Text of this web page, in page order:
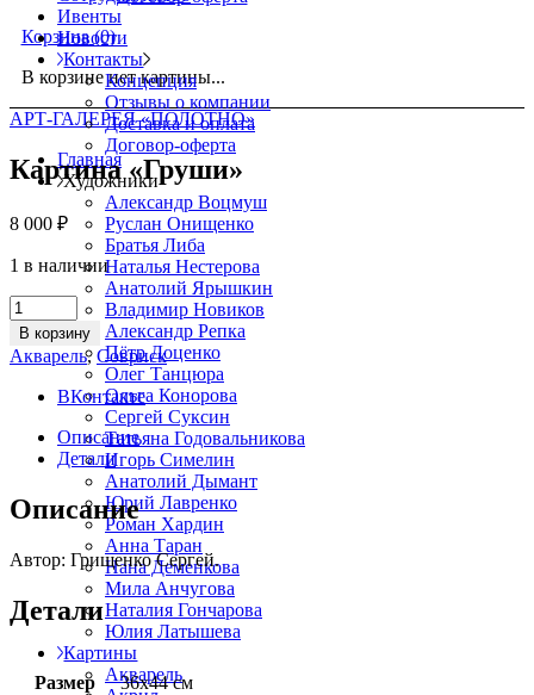
Корзина (0)
В корзине нет картины...
АРТ-ГАЛЕРЕЯ «ПОЛОТНО»
Главная
Художники
Александр Воцмуш
Руслан Онищенко
Братья Либа
Наталья Нестерова
Анатолий Ярышкин
Владимир Новиков
Александр Репка
Пётр Доценко
Олег Танцюра
Ольга Конорова
Сергей Суксин
Татьяна Годовальникова
Игорь Симелин
Анатолий Дымант
Юрий Лавренко
Роман Хардин
Анна Таран
Нана Деменкова
Мила Анчугова
Наталия Гончарова
Юлия Латышева
Картины
Акварель
Ивенты
Новости
Контакты
Концепция
Отзывы о компании
Доставка и оплата
Договор-оферта
Картина «Груши»
8 000 ₽
1 в наличии
Картина
«Груши»
quantity
В корзину
Акварель,Совриск
ВКонтакте
Описание
Детали
Описание
Автор: Грищенко Сергей.
Детали
Размер 36х44 см